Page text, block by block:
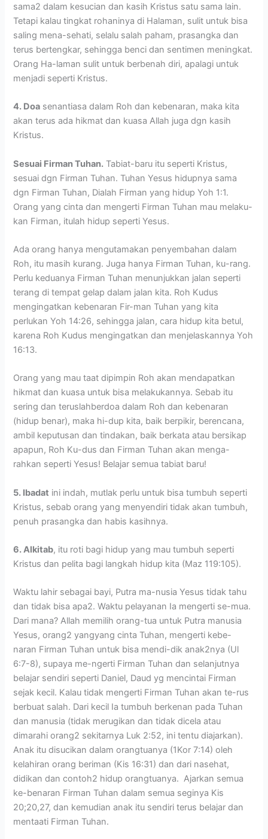
sama2 dalam kesucian dan kasih Kristus satu sama lain.
Tetapi kalau tingkat rohaninya di Halaman, sulit untuk bisa
saling mena-sehati, selalu salah paham, prasangka dan
terus bertengkar, sehingga benci dan sentimen meningkat.
Orang Ha-laman sulit untuk berbenah diri, apalagi untuk
menjadi seperti Kristus.
4. Doa senantiasa dalam Roh dan kebenaran, maka kita
akan terus ada hikmat dan kuasa Allah juga dgn kasih
Kristus.
Sesuai Firman Tuhan. Tabiat-baru itu seperti Kristus,
sesuai dgn Firman Tuhan. Tuhan Yesus hidupnya sama
dgn Firman Tuhan, Dialah Firman yang hidup Yoh 1:1.
Orang yang cinta dan mengerti Firman Tuhan mau melaku-
kan Firman, itulah hidup seperti Yesus.
Ada orang hanya mengutamakan penyembahan dalam
Roh, itu masih kurang. Juga hanya Firman Tuhan, ku-rang.
Perlu keduanya Firman Tuhan menunjukkan jalan seperti
terang di tempat gelap dalam jalan kita. Roh Kudus
mengingatkan kebenaran Fir-man Tuhan yang kita
perlukan Yoh 14:26, sehingga jalan, cara hidup kita betul,
karena Roh Kudus mengingatkan dan menjelaskannya Yoh
16:13.
Orang yang mau taat dipimpin Roh akan mendapatkan
hikmat dan kuasa untuk bisa melakukannya. Sebab itu
sering dan teruslahberdoa dalam Roh dan kebenaran
(hidup benar), maka hi-dup kita, baik berpikir, berencana,
ambil keputusan dan tindakan, baik berkata atau bersikap
apapun, Roh Ku-dus dan Firman Tuhan akan menga-
rahkan seperti Yesus! Belajar semua tabiat baru!
5. Ibadat ini indah, mutlak perlu untuk bisa tumbuh seperti
Kristus, sebab orang yang menyendiri tidak akan tumbuh,
penuh prasangka dan habis kasihnya.
6. Alkitab, itu roti bagi hidup yang mau tumbuh seperti
Kristus dan pelita bagi langkah hidup kita (Maz 119:105).
Waktu lahir sebagai bayi, Putra ma-nusia Yesus tidak tahu
dan tidak bisa apa2. Waktu pelayanan Ia mengerti se-mua.
Dari mana? Allah memilih orang-tua untuk Putra manusia
Yesus, orang2 yangyang cinta Tuhan, mengerti kebe-
naran Firman Tuhan untuk bisa mendi-dik anak2nya (Ul
6:7-8), supaya me-ngerti Firman Tuhan dan selanjutnya
belajar sendiri seperti Daniel, Daud yg mencintai Firman
sejak kecil. Kalau tidak mengerti Firman Tuhan akan te-rus
berbuat salah. Dari kecil Ia tumbuh berkenan pada Tuhan
dan manusia (tidak merugikan dan tidak dicela atau
dimarahi orang2 sekitarnya Luk 2:52, ini tentu diajarkan).
Anak itu disucikan dalam orangtuanya (1Kor 7:14) oleh
kelahiran orang beriman (Kis 16:31) dan dari nasehat,
didikan dan contoh2 hidup orangtuanya. Ajarkan semua
ke-benaran Firman Tuhan dalam semua seginya Kis
20;20,27, dan kemudian anak itu sendiri terus belajar dan
mentaati Firman Tuhan.